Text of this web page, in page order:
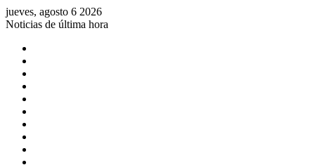
jueves, agosto 6 2026
Noticias de última hora